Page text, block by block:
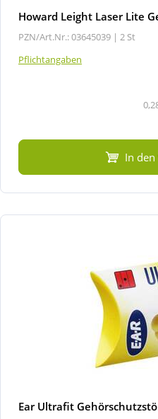
Howard Leight Laser Lite
PZN/Art.Nr.: 03645039 | 2 St
Pflichtangaben
In
Ear Ultrafit